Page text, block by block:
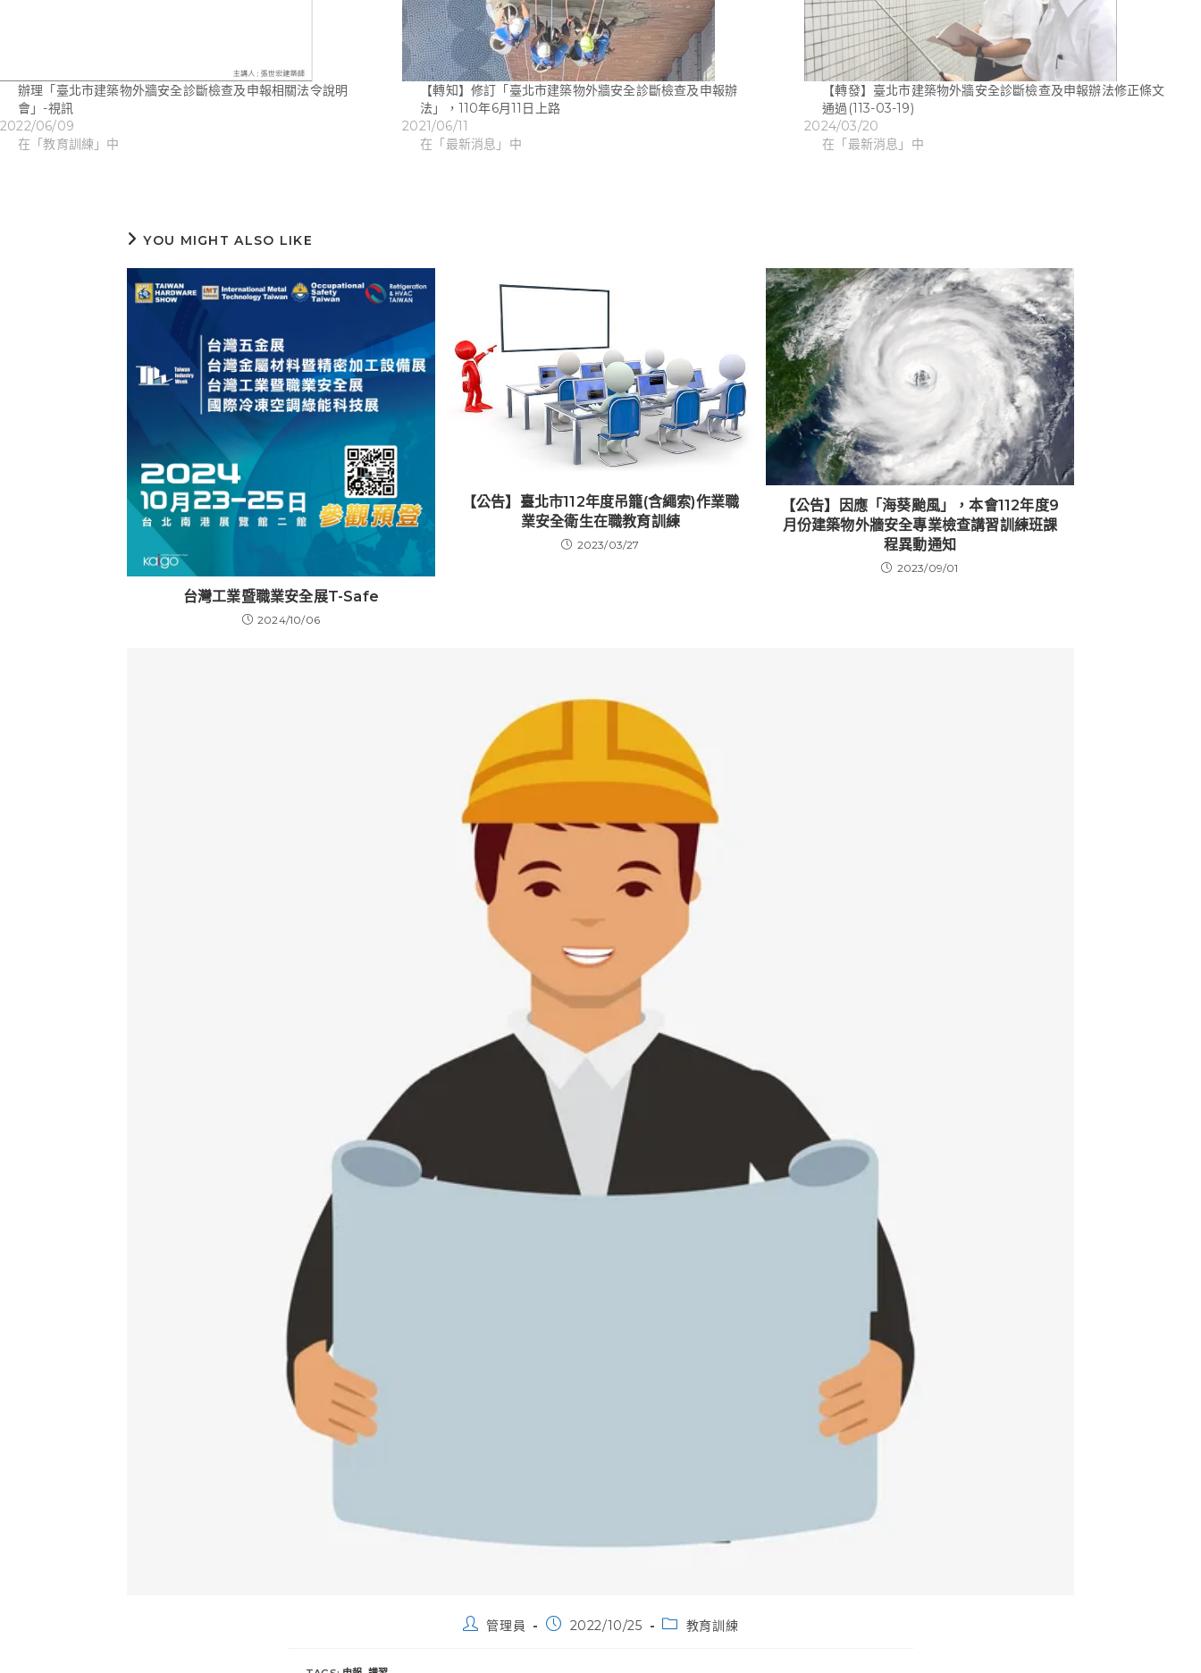
辦理「臺北市建築物外牆安全診斷檢查及申報相關法令說明
會」-視訊
2022/06/09
在「教育訓練」中
【轉知】修訂「臺北市建築物外牆安全診斷檢查及申報辦
法」，110年6月11日上路
2021/06/11
在「最新消息」中
【轉發】臺北市建築物外牆安全診斷檢查及申報辦法修正條文
通過(113-03-19)
2024/03/20
在「最新消息」中
YOU MIGHT ALSO LIKE
台灣工業暨職業安全展T-Safe
2024/10/06
【公告】臺北市112年度吊籠(含繩索)作業職
業安全衛生在職教育訓練
2023/03/27
【公告】因應「海葵颱風」，本會112年度9
月份建築物外牆安全專業檢查講習訓練班課
程異動通知
2023/09/01
Post管理員
Post2022/10/25
Post教育訓練